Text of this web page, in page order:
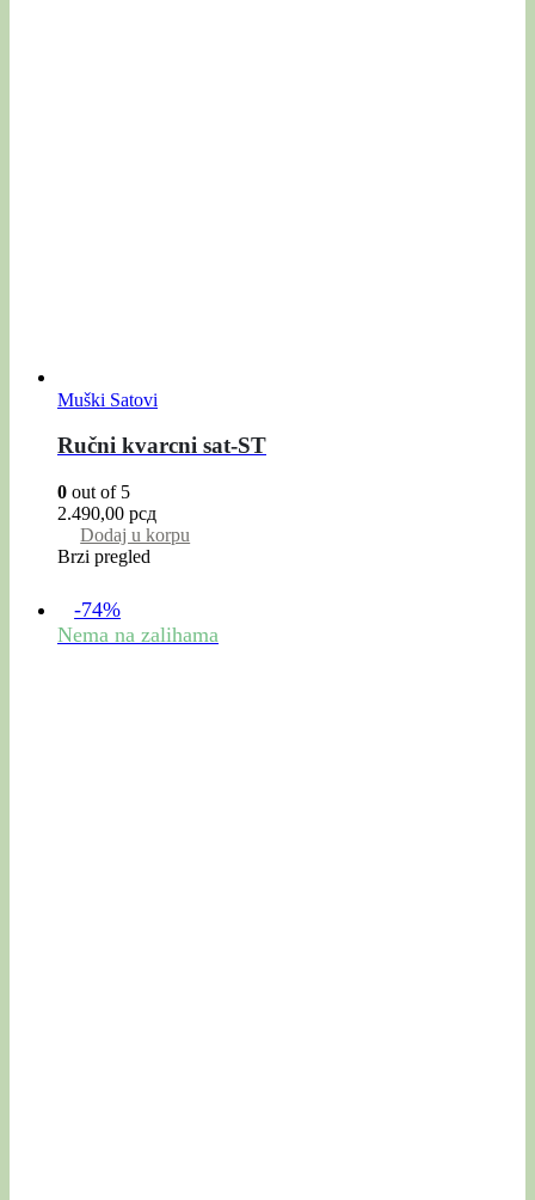
Muški Satovi
Ručni kvarcni sat-ST
0 out of 5
2.490,00 рсд
Dodaj u korpu
Brzi pregled
-74%
Nema na zalihama